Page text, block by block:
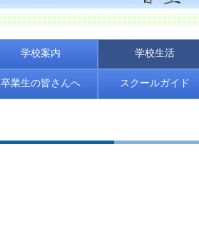
学校案内 学校生活
卒業生の皆さんへ スクールガイド